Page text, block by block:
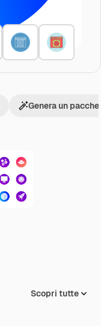
Genera un
Scopri tutte